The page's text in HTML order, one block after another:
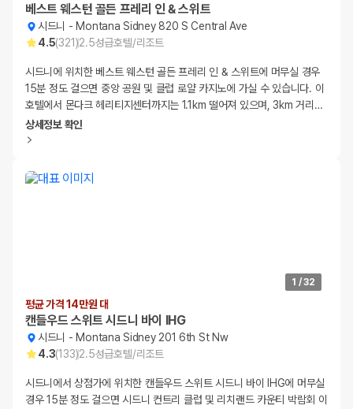
베스트 웨스턴 골든 프레리 인 & 스위트
시드니 - Montana Sidney 820 S Central Ave
4.5(321)2.5성급호텔/리조트
시드니에 위치한 베스트 웨스턴 골든 프레리 인 & 스위트에 머무실 경우
15분 정도 걸으면 중앙 공원 및 클럽 로얄 카지노에 가실 수 있습니다. 이
호텔에서 몬다크 헤리티지센터까지는 1.1km 떨어져 있으며, 3km 거리 …
상세정보 확인
1 /32
평균 가격 14만원 대
캔들우드 스위트 시드니 바이 IHG
시드니 - Montana Sidney 201 6th St Nw
4.3(133)2.5성급호텔/리조트
시드니에서 상점가에 위치한 캔들우드 스위트 시드니 바이 IHG에 머무실
경우 15분 정도 걸으면 시드니 컨트리 클럽 및 리치랜드 카운티 박람회 이